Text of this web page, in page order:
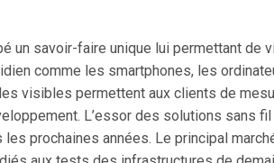
un savoir-faire unique lui permettant
comme les smartphones, les
visibles permettent aux clients de
L’essor des solutions sans
prochaines années. Le principal